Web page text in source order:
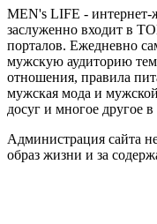
MEN's LIFE -
заслуженно входит в
порталов. Ежедневно
мужскую аудиторию
отношения, правила
мужская мода и
досуг и многое другое
Администрация сайта
образ жизни и за